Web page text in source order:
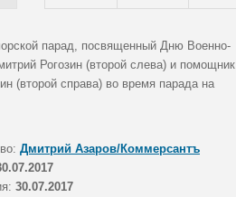
парад, посвященный Дню Военно-
Рогозин (второй слева) и помощник
(второй справа) во время парада на
Дмитрий Азаров/Коммерсантъ
30.07.2017